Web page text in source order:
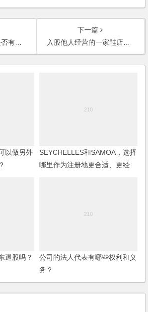
问题？
下一篇
入股他人经营的一家鞋店，如何签订一个完善的合同？
以做另外
SEYCHELLES和SAMOA，选择
哪里作为注册地更合适、更经
退股吗？
公司的法人代表有哪些权利和义
务？